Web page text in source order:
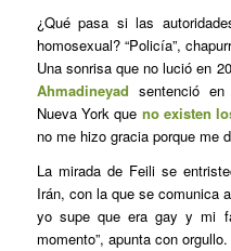
¿Qué pasa si las
homosexual? “Policía”,
Una sonrisa que no lució en
Ahmadineyad sentenció
Nueva York que no existen
no me hizo gracia porque me
La mirada de Feili se
Irán, con la que se comunica
yo supe que era gay y mi
momento”, apunta con orgullo.